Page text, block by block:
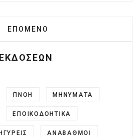
ΕΠΌΜΕΝΟ ΆΡΘΡΟ:
ΕΠΌΜΕΝΟ
ΠΝΟΗ ΜΗΝΥΜΑΤΑ
ΕΠΟΙΚΟΔΟΗΤΙΚΑ
ΑΝΑΒΑΘΜΟΙ